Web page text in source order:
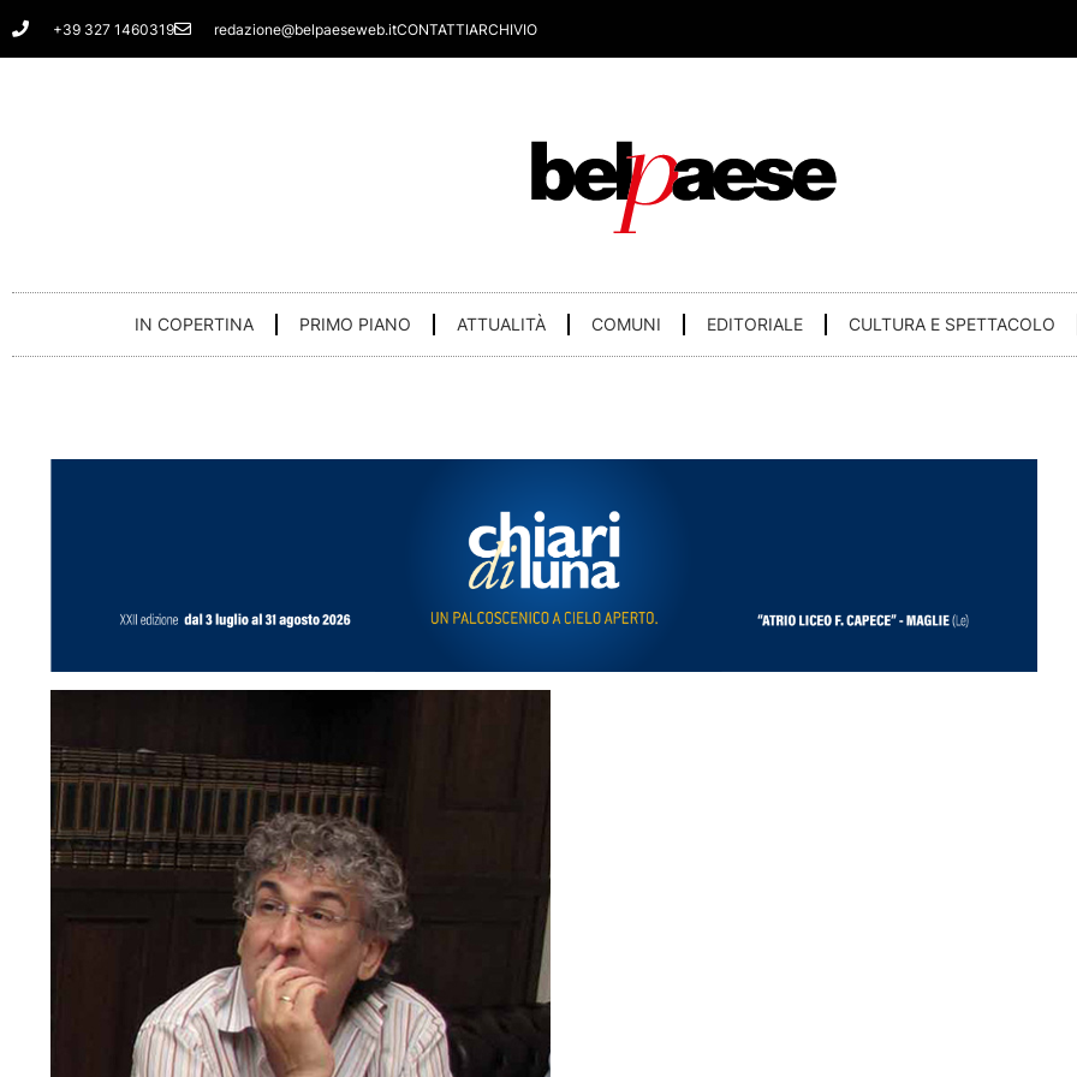
Vai
al
+39 327 1460319 redazione@belpaeseweb.itCONTATTIARCHIVIO
IN COPERTINA PRIMO PIANO ATTUALITÀ COMUNI EDITORIALE CULTURA E SPETTACOLO